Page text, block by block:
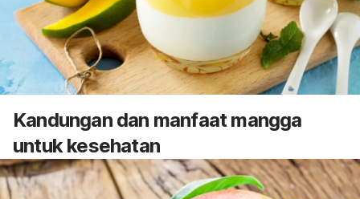
Kandungan dan manfaat mangga
untuk kesehatan